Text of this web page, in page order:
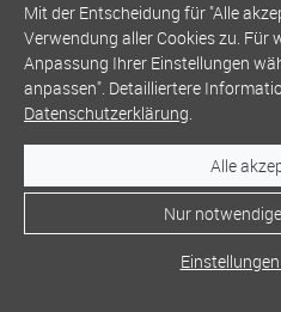
Mit der Entscheidung für "Alle
Verwendung aller Cookies zu. Für
Anpassung Ihrer Einstellungen
anpassen". Detailliertere
Datenschutzerklärung.
Alle
Nur